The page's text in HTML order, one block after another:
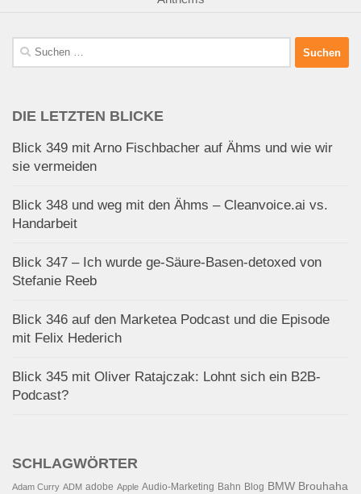
Suchen
nach:
DIE LETZTEN BLICKE
Blick 349 mit Arno Fischbacher auf Ähms und wie wir
sie vermeiden
Blick 348 und weg mit den Ähms – Cleanvoice.ai vs.
Handarbeit
Blick 347 – Ich wurde ge-Säure-Basen-detoxed von
Stefanie Reeb
Blick 346 auf den Marketea Podcast und die Episode
mit Felix Hederich
Blick 345 mit Oliver Ratajczak: Lohnt sich ein B2B-
Podcast?
SCHLAGWÖRTER
Adam Curry ADM adobe Apple Audio-Marketing Bahn Blog BMW Brouhaha